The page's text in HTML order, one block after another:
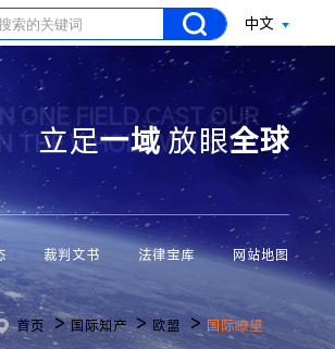
中文
ONE FIELD CAST OUR
THE WHOLE WORLD
立足一域放眼全球
裁判文书 法律宝库 网站地图
首页 >国际知产 >欧盟 >国际瞭望